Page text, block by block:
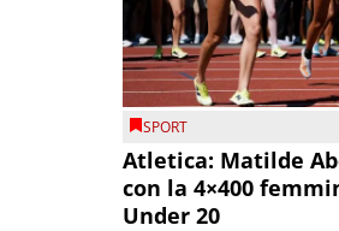
SPORT
Atletica: Matilde
con la 4×400
Under 20